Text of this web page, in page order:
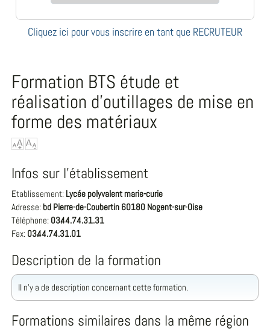
Cliquez ici pour vous inscrire en tant que RECRUTEUR
Formation BTS étude et
réalisation d'outillages de mise en
forme des matériaux
Infos sur l'établissement
Etablissement: Lycée polyvalent marie-curie
Adresse: bd Pierre-de-Coubertin 60180 Nogent-sur-Oise
Téléphone: 03.44.74.31.31
Fax: 03.44.74.31.01
Description de la formation
Il n'y a de description concernant cette formation.
Formations similaires dans la même région